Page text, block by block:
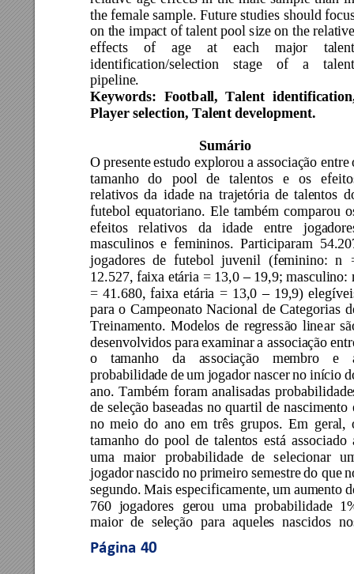
Página 40
the female sample. Future studies should
on the impact of talent pool size on the
effects
of age at each major
identification/selection
stage of a t
pipeline.
Keywords: Football, Talent
Player selection, Talent development.
Sumário
O presente estudo explorou a associação entre
tamanho do pool de talentos e os
relativos da idade na trajetória de talentos
futebol equatoriano. Ele também comparou
efeitos relativos da idade entre
masculinos e femininos. Participaram
jogadores de futebol juvenil (feminino: n
12.527, faixa etária = 13,0 – 19,9; masculino:
= 41.680, faixa etária = 13,0 – 19,9) elegív
para o Campeonato Nacional de Categorias
Treinamento. Modelos de regressão linear
desenvolvidos para examinar a associação
o
tamanho da associação membro e
probabilidade de um jogador nascer no início
ano. Também foram analisadas
de seleção baseadas no quartil de nascimento
no meio do ano em três grupos. Em geral,
tamanho do pool de talentos está associado
uma maior probabilidade de selecionar
jogador nascido no primeiro semestre do que
segundo. Mais especificamente, um aumento
760 jogadores gerou uma probabilidade
maior de seleção para aqueles nascidos